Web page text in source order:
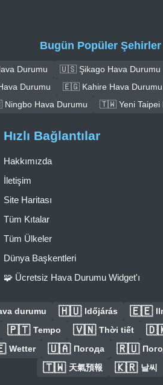
Bugün Popüler Şehirler
Durumu 🇺🇸 Şikago Hava Durumu
Durumu 🇪🇬 Kahire Hava Durumu
Hava Durumu
🇹🇼 Yeni Taipei
Hızlı Bağlantılar
Hakkımızda
İletişim
Site Haritası
Tüm Kıtalar
Tüm Ülkeler
Dünya Başkentleri
🧩 Ücretsiz Hava Durumu Widget'ı
durumu 🇭🇺 Időjárás 🇪🇪
🇵🇹 Tempo 🇻🇳 Thời tiết
Wetter 🇺🇦 Погода 🇷🇺
🇹🇼 天氣預報 🇰🇷 날씨